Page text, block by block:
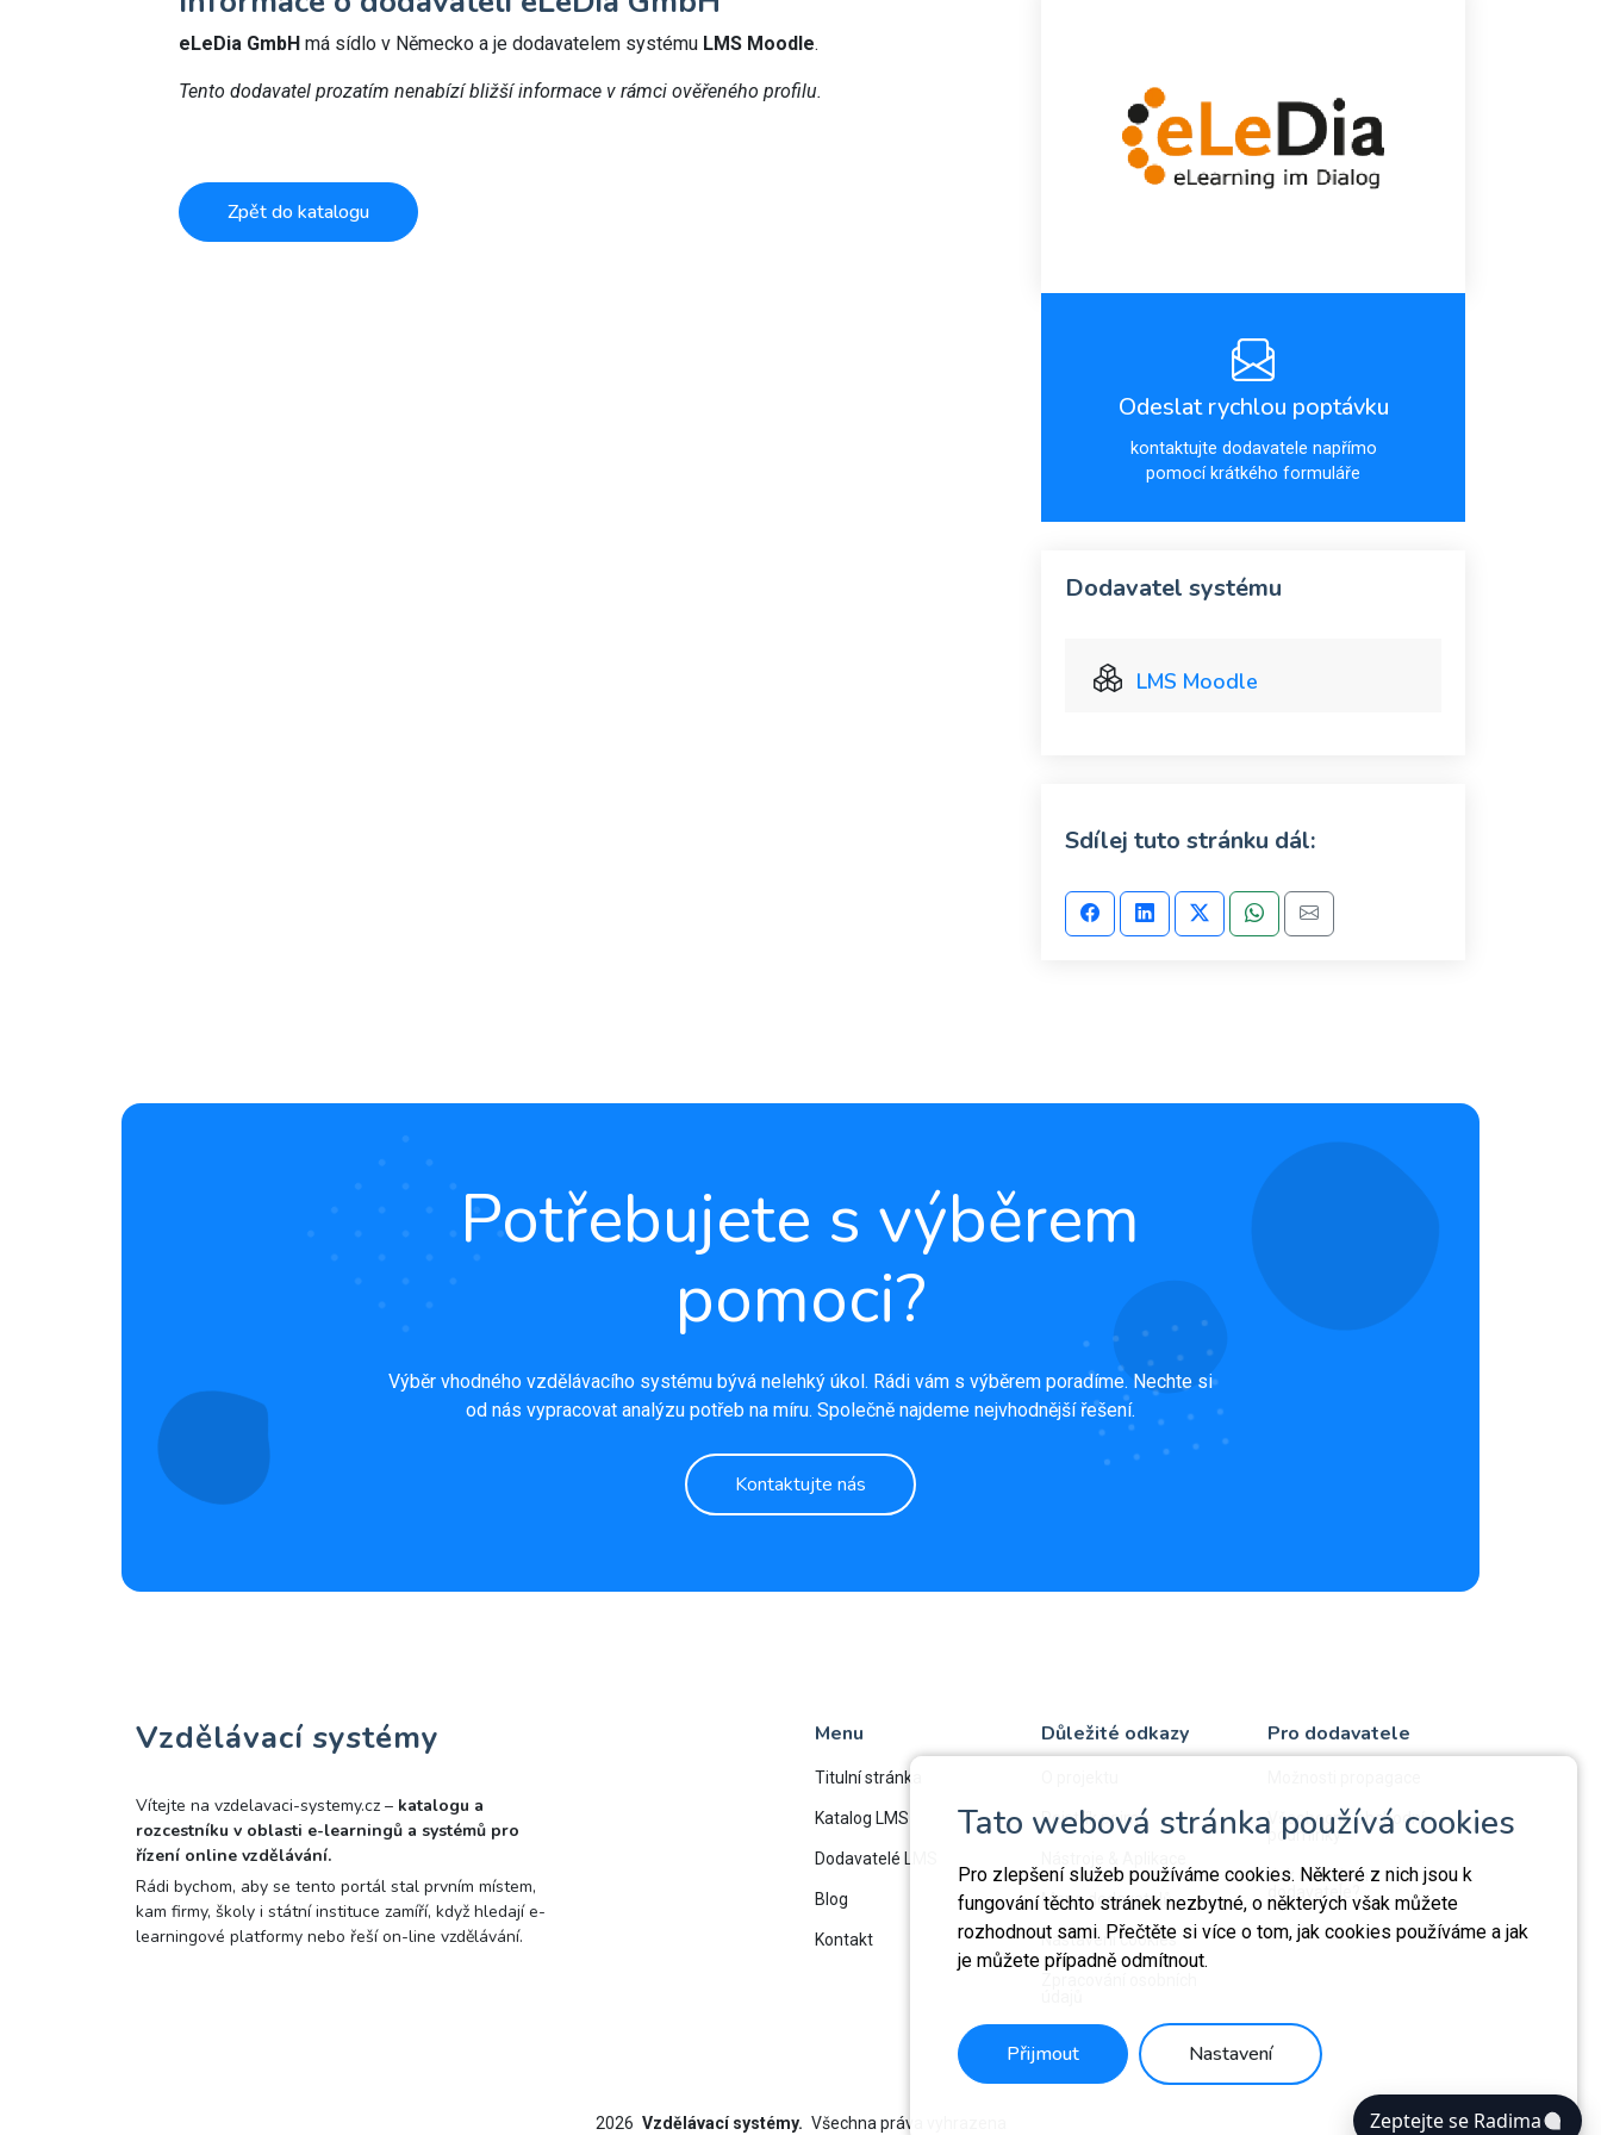
Tato webová stránka používá cookies
Pro zlepšení služeb používáme cookies. Některé z nich jsou k
fungování těchto stránek nezbytné, o některých však můžete
rozhodnout sami. Přečtěte si více o tom, jak cookies používáme a jak
je můžete případně odmítnout.
Přijmout Nastavení
Zeptejte se Radima
eLeDia GmbH má sídlo v Německo a je dodavatelem systému LMS Moodle.
Tento dodavatel prozatím nenabízí bližší informace v rámci ověřeného profilu.
Zpět do katalogu
Odeslat rychlou poptávku
kontaktujte dodavatele napřímo
pomocí krátkého formuláře
Dodavatel systému
LMS Moodle
Sdílej tuto stránku dál:
Potřebujete s výběrem
pomoci?
Výběr vhodného vzdělávacího systému bývá nelehký úkol. Rádi vám s výběrem poradíme. Nechte si
od nás vypracovat analýzu potřeb na míru. Společně najdeme nejvhodnější řešení.
Kontaktujte nás
Vzdělávací systémy
Vítejte na vzdelavaci-systemy.cz – katalogu a
rozcestníku v oblasti e-learningů a systémů pro
řízení online vzdělávání.
Rádi bychom, aby se tento portál stal prvním místem,
kam firmy, školy i státní instituce zamíří, když hledají e-
learningové platformy nebo řeší on-line vzdělávání.
Menu
Titulní stránka
Katalog LMS
Dodavatelé LMS
Blog
Kontakt
Důležité odkazy
Rejstřík pojmů
Mapa dodavatelů
Nastavení cookies
Pro dodavatele
Všeobecné obchodní
podmínky
Jak ověřujeme
dodavatele?
2026 Vzdělávací systémy. Všechna práva vyhrazena